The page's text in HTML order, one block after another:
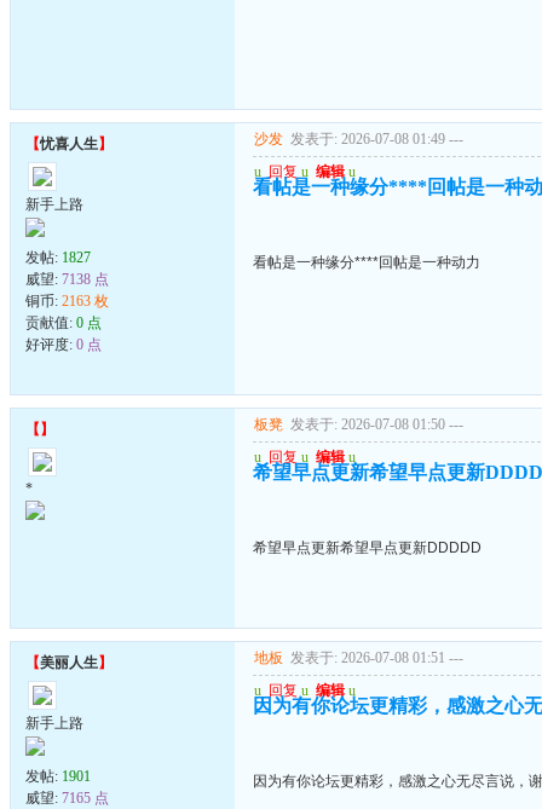
【忧喜人生】
新手上路
发帖: 1827
威望: 7138 点
铜币: 2163 枚
贡献值: 0 点
好评度: 0 点
沙发 发表于: 2026-07-08 01:49 ---
u 回复 u 编辑 u
看帖是一种缘分****回帖是一种
看帖是一种缘分****回帖是一种动力
【 】
*
板凳 发表于: 2026-07-08 01:50 ---
u 回复 u 编辑 u
希望早点更新希望早点更新
希望早点更新希望早点更新DDDDD
【美丽人生】
新手上路
发帖: 1901
威望: 7165 点
地板 发表于: 2026-07-08 01:51 ---
u 回复 u 编辑 u
因为有你论坛更精彩，感激之心
因为有你论坛更精彩，感激之心无尽言说，